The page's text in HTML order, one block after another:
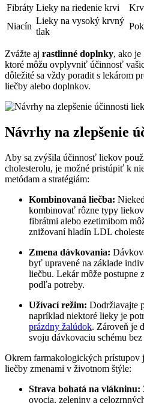
Fibráty Lieky na riedenie krvi
Niacín
Lieky na vysoký krvný
tlak
Zvážte aj rastlinné doplnky, ako je
ktoré môžu ovplyvniť účinnosť
dôležité sa vždy poradit s lekárom
liečby alebo doplnkov.
Návrhy na zlepšenie
Aby sa zvýšila účinnosť liekov
cholesterolu, je možné pristúpiť k
metódam a stratégiám:
Kombinovaná liečba:
kombinovať rôzne typy
fibrátmi alebo ezetimibom
znižovaní hladín LDL
Zmena dávkovania:
byť upravené na základe
liečbu. Lekár môže
podľa potreby.
Užívací režim: Dodržiavajte
napríklad niektoré lieky je
prázdny žalúdok. Zároveň je
svoju dávkovaciu schému
Okrem farmakologických
liečby zmenami v životnom štýle:
Strava bohatá na vlákninu:
ovocia, zeleniny a